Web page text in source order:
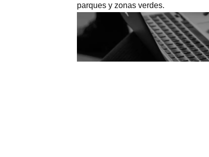
parques y zonas verdes.